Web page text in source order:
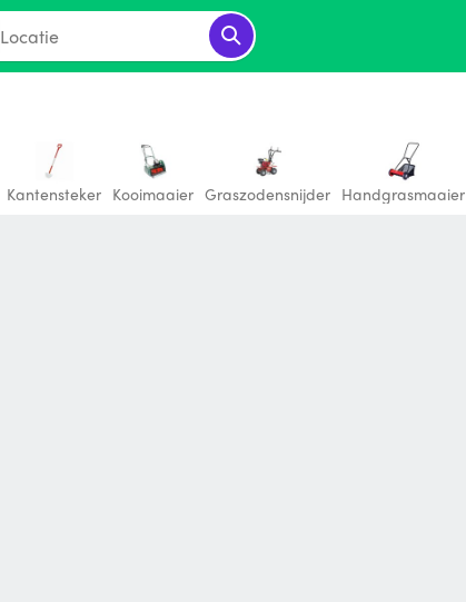
Locatie
Kantensteker Kooimaaier Graszodensnijder Handgrasmaaier